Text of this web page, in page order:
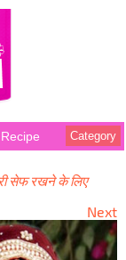
Recipe Category
सेफ रखने के लिए
Next